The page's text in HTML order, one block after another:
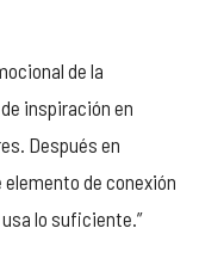
de la
inspiración en
Después en
elemento de conexión
lo suficiente.”